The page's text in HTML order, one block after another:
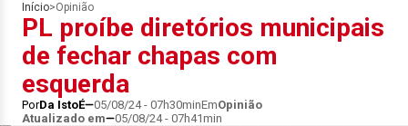
Início>Opinião
PL proíbe diretórios municipais
de fechar chapas com
esquerda
PorDa IstoÉ 05/08/24 - 07h30minEmOpinião
Atualizado em
05/08/24 - 07h41min